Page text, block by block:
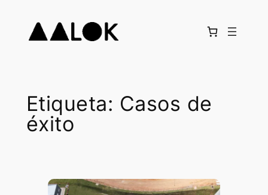
contenido
Etiqueta: Casos de
éxito